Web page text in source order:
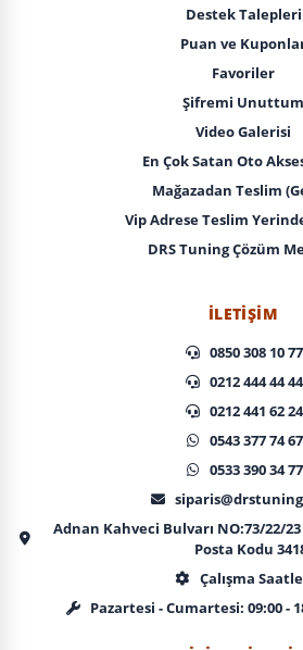
Destek Talepleri
Puan ve
Favoriler
Şifremi Unuttum
Video Galerisi
En Çok Satan Oto
Mağazadan Teslim
Vip Adrese Teslim
DRS Tuning Çözüm
İLETIŞIM
0850 308 10 77
0212 444 44 44
0212 441 62 24
0543 377 74 67
0533 390 34 77
Adnan Kahveci Bulvarı NO:73/22/
Posta Kodu
Çalışma
Pazartesi - Cumartesi: 09:00 -